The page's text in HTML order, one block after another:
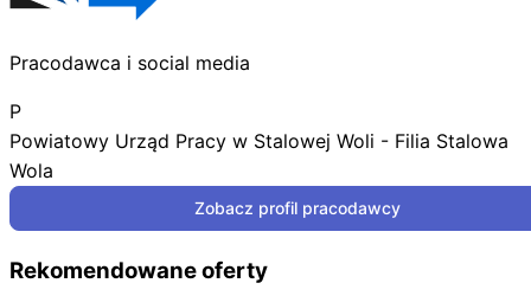
Pracodawca i social media
P
Powiatowy Urząd Pracy w Stalowej Woli - Filia Stalowa
Wola
Zobacz profil pracodawcy
Rekomendowane oferty